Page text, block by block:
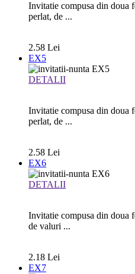
Invitatie compusa din doua
perlat, de ...
2.58 Lei
EX5
DETALII
Invitatie compusa din doua
perlat, de ...
2.58 Lei
EX6
DETALII
Invitatie compusa din doua
de valuri ...
2.18 Lei
EX7